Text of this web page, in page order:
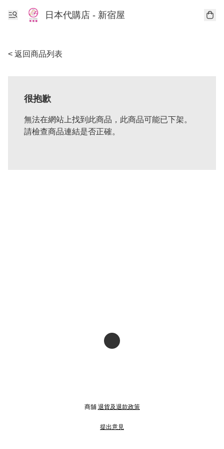
日本代購店 - 新宿屋
< 返回商品列表
很抱歉
無法在網站上找到此商品，此商品可能已下架。
請檢查商品連結是否正確。
商舖 退貨及退款政策
提出意見